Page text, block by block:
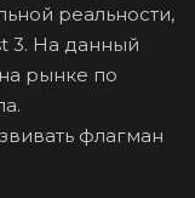
реальности,
3. На данный
рынке по
флагман